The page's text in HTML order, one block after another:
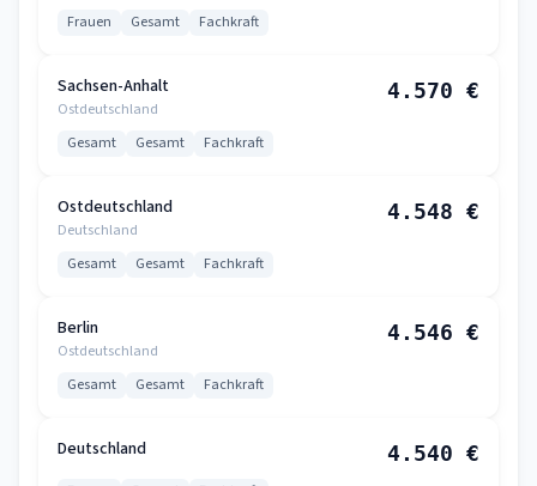
Frauen Gesamt Fachkraft
Sachsen-Anhalt
Ostdeutschland
4.570 €
Gesamt Gesamt Fachkraft
Ostdeutschland
Deutschland
4.548 €
Gesamt Gesamt Fachkraft
Berlin
Ostdeutschland
4.546 €
Gesamt Gesamt Fachkraft
Deutschland 4.540 €